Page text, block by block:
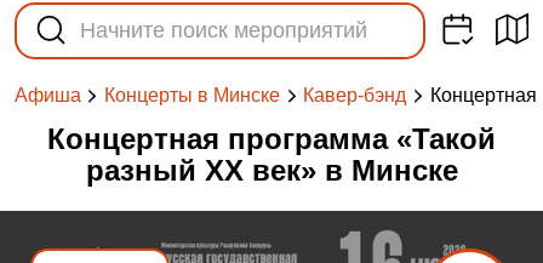
Афиша Концерты в Минске Кавер-бэнд
Концертная программа «Такой
разный ХХ век» в Минске